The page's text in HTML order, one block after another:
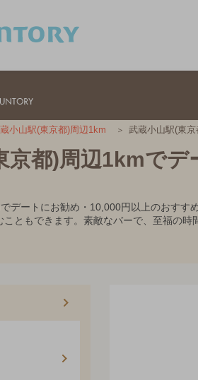
小山駅(東京都)周辺1km 武蔵小山駅(東
京都)周辺1kmで
デートにお勧め・10,000円以上のおす
ともできます。素敵なバーで、至福の時